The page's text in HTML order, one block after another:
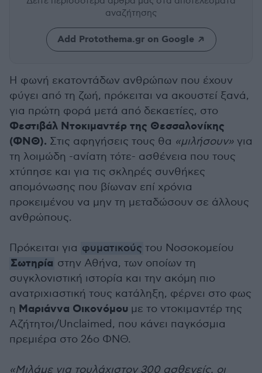
αναζήτησης
Add Protothema.gr on Google
Η φωνή εκατοντάδων ανθρώπων που έχουν
φύγει από τη ζωή, πρόκειται να ακουστεί ξανά,
για πρώτη φορά μετά από δεκαετίες, στο
Φεστιβάλ Ντοκιμαντέρ της Θεσσαλονίκης
(ΦΝΘ). Στις αφηγήσεις τους θα «μιλήσουν» για
τη λοιμώδη -ανίατη τότε- ασθένεια που τους
χτύπησε και για τις σκληρές συνθήκες
απομόνωσης που βίωναν επί χρόνια
προκειμένου να μην τη μεταδώσουν σε άλλους
ανθρώπους.
Πρόκειται για φυματικούς του Νοσοκομείου
Σωτηρία στην Αθήνα, των οποίων τη
συγκλονιστική ιστορία και την ακόμη πιο
ανατριχιαστική τους κατάληξη, φέρνει στο φως
η Μαριάννα Οικονόμου με το ντοκιμαντέρ της
Αζήτητοι/Unclaimed, που κάνει παγκόσμια
πρεμιέρα στο 26ο ΦΝΘ.
«Μιλάμε για τουλάχιστον 300 ασθενείς, οι